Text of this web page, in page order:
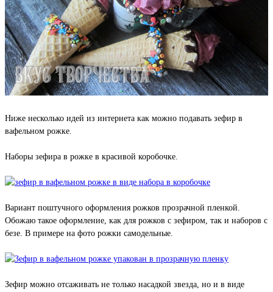
Ниже несколько идей из интернета как можно подавать зефир в
вафельном рожке.
Наборы зефира в рожке в красивой коробочке.
Вариант поштучного оформления рожков прозрачной пленкой.
Обожаю такое оформление, как для рожков с зефиром, так и наборов с
безе. В примере на фото рожки самодельные.
Зефир можно отсаживать не только насадкой звезда, но и в виде